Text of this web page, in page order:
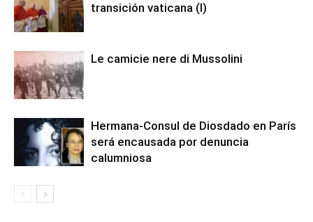
transición vaticana (I)
Le camicie nere di Mussolini
Hermana-Consul de Diosdado en París
será encausada por denuncia
calumniosa